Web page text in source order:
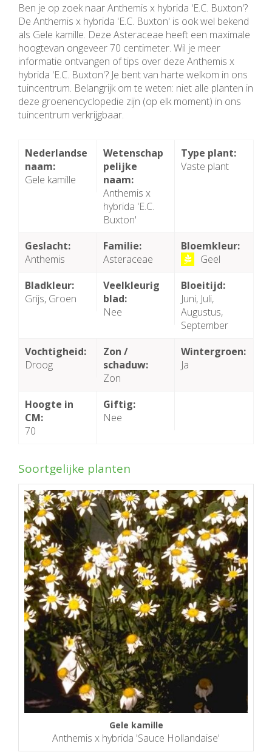
Ben je op zoek naar Anthemis x hybrida 'E.C. Buxton'?
De Anthemis x hybrida 'E.C. Buxton' is ook wel bekend
als Gele kamille. Deze Asteraceae heeft een maximale
hoogtevan ongeveer 70 centimeter. Wil je meer
informatie ontvangen of tips over deze Anthemis x
hybrida 'E.C. Buxton'? Je bent van harte welkom in ons
tuincentrum. Belangrijk om te weten: niet alle planten in
deze groenencyclopedie zijn (op elk moment) in ons
tuincentrum verkrijgbaar.
Nederlandse
naam:
Gele kamille
Wetenschap
pelijke
naam:
Anthemis x
hybrida 'E.C.
Buxton'
Type plant:
Vaste plant
Geslacht:
Anthemis
Familie:
Asteraceae
Bloemkleur:
Geel
Bladkleur:
Grijs, Groen
Veelkleurig
blad:
Nee
Bloeitijd:
Juni, Juli,
Augustus,
September
Vochtigheid:
Droog
Zon /
schaduw:
Zon
Wintergroen:
Ja
Hoogte in
CM:
70
Giftig:
Nee
Soortgelijke planten
Gele kamille
Anthemis x hybrida 'Sauce Hollandaise'